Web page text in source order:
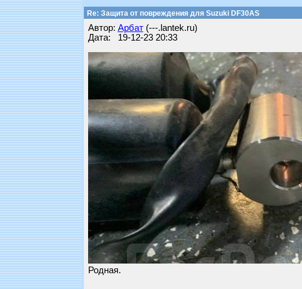
Re: Защита от повреждения для Suzuki DF30AS
Автор: Арбат(---.lantek.ru)
Дата: 19-12-23 20:33
Родная.